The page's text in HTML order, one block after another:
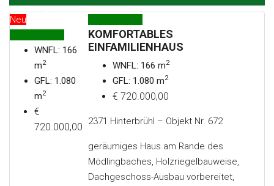
Kontakt
Neu
Zu Verkaufen
WNFL: 166
m2
GFL: 1.080
m2
€
720.000,00
Zu Verkaufen
KOMFORTABLES
EINFAMILIENHAUS
WNFL: 166 m2
GFL: 1.080 m2
€ 720.000,00
2371 Hinterbrühl – Objekt Nr. 672
geräumiges Haus am Rande des
Mödlingbaches, Holzriegelbauweise,
Dachgeschoss-Ausbau vorbereitet,